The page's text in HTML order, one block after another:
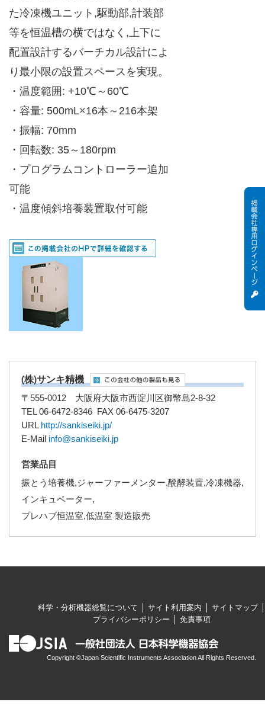
た冷凍機ユニット,駆動部,計装部
等を恒温槽の横ではなく,上下に
配置設計するバーチカル設計によ
り最小限の設置スペースを実現。
・温度範囲: +10℃～60℃
・容量: 500mL×16本～216本架
・振幅: 70mm
・回転数: 35～180rpm
・プログラムコントローラー追加
可能
・温度傾斜培養装置取付可能
(株)サンキ精機
〒555-0012 大阪府大阪市西淀川区御幣島2-8-32
TEL 06-6472-8346 FAX 06-6475-3207
URL http://sankiseiki.jp/
E-Mail info@sankiseiki.jp
営業品目
振とう培養機,ジャーファーメンター,醗酵装置,冷凍機器,
インキュベーター,
プレハブ恒温室,低温室 製造販売
科学・分析機器総覧について サイト利用案内
サイトマップ
プライバシーポリシー
免責事項
Copyright ©Japan Scientific Instruments Association All Rights Reserved.